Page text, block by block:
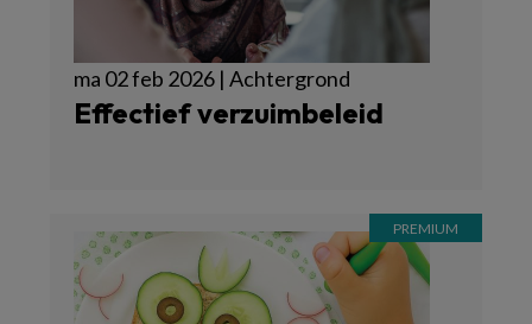
ma 02 feb 2026 | Achtergrond
Effectief verzuimbeleid